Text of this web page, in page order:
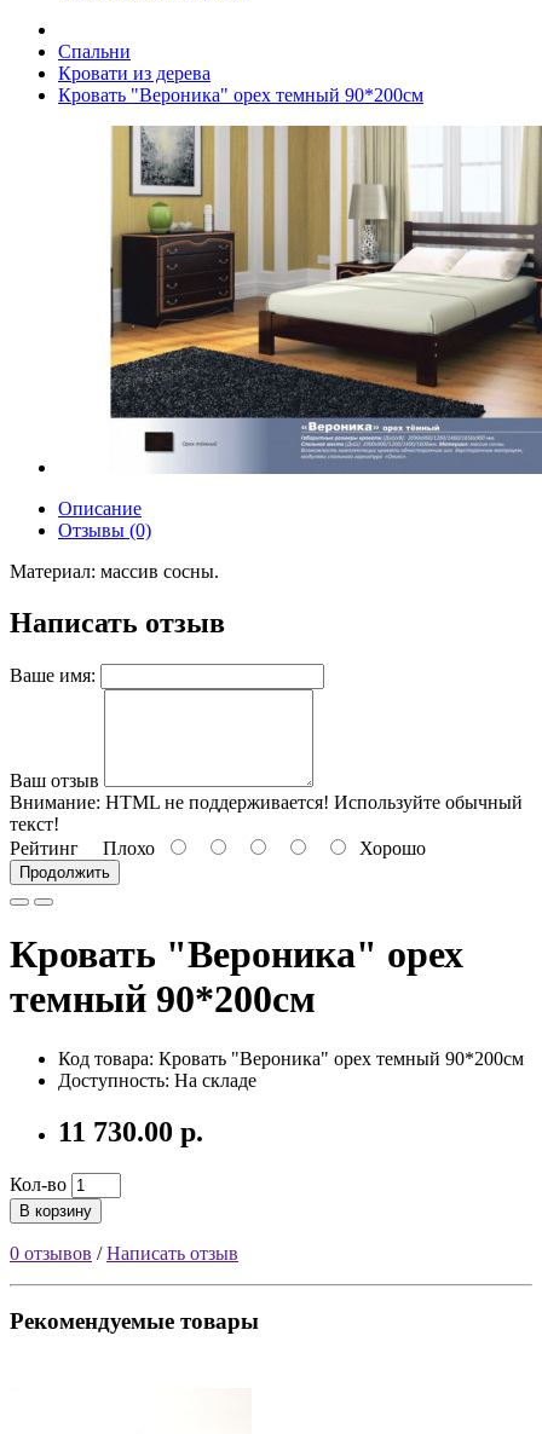
Спальни
Кровати из дерева
Кровать "Вероника" орех темный 90*200см
Описание
Отзывы (0)
Материал: массив сосны.
Написать отзыв
Ваше имя:
Ваш отзыв
Внимание: HTML не поддерживается! Используйте обычный
текст!
Рейтинг Плохо Хорошо
Продолжить
Кровать "Вероника" орех
темный 90*200см
Код товара: Кровать "Вероника" орех темный 90*200см
Доступность: На складе
11 730.00 р.
Кол-во
В корзину
0 отзывов /Написать отзыв
Рекомендуемые товары